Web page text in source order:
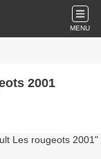
MENU
2001